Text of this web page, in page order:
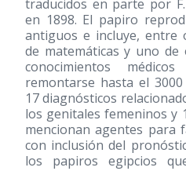
traducidos en parte por
en 1898. El papiro
antiguos e incluye, entre
de matemáticas y uno de
conocimientos
remontarse hasta el
17 diagnósticos
los genitales femeninos y
mencionan agentes para
con inclusión del
los papiros egipcios